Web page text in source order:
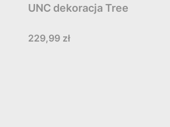
UNC dekoracja Tree
Cena
229,99 zł